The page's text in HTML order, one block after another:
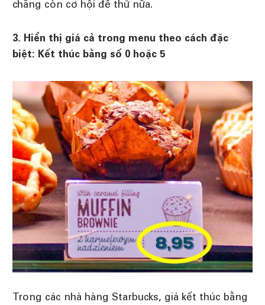
chẳng còn cơ hội để thử nữa.
3. Hiển thị giá cả trong menu theo cách đặc
biệt: Kết thúc bằng số 0 hoặc 5
Trong các nhà hàng Starbucks, giá kết thúc bằng